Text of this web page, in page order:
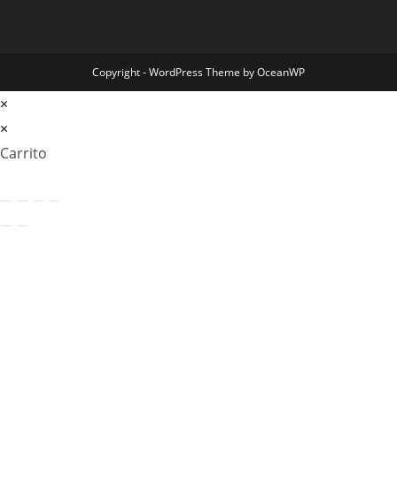
Copyright - WordPress Theme by OceanWP
×
×
Carrito